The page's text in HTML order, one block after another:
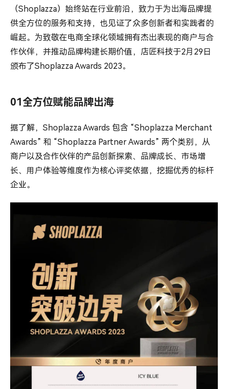
（Shoplazza）始终站在行业前沿，致力于为出海品牌提
供全方位的服务和支持，也见证了众多创新者和实践者的
崛起。为致敬在电商全球化领域拥有杰出表现的商户与合
作伙伴，并推动品牌构建长期价值，店匠科技于2月29日
颁布了Shoplazza Awards 2023。
01全方位赋能品牌出海
据了解，Shoplazza Awards 包含 “Shoplazza Merchant
Awards” 和 “Shoplazza Partner Awards” 两个类别，从
商户以及合作伙伴的产品创新探索、品牌成长、市场增
长、用户体验等维度作为核心评奖依据，挖掘优秀的标杆
企业。